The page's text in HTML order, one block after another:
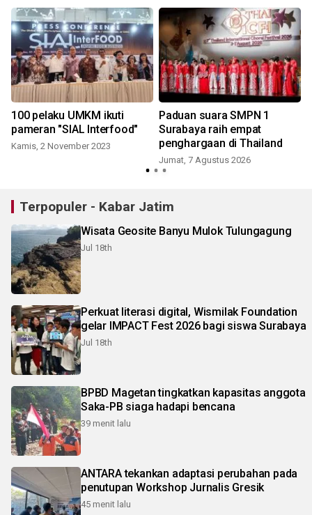
100 pelaku UMKM ikuti
pameran "SIAL Interfood"
Kamis, 2 November 2023
Paduan suara SMPN 1
Surabaya raih empat
penghargaan di Thailand
Jumat, 7 Agustus 2026
Terpopuler - Kabar Jatim
Wisata Geosite Banyu Mulok Tulungagung
Jul 18th
Perkuat literasi digital, Wismilak Foundation
gelar IMPACT Fest 2026 bagi siswa Surabaya
Jul 18th
BPBD Magetan tingkatkan kapasitas anggota
Saka-PB siaga hadapi bencana
39 menit lalu
ANTARA tekankan adaptasi perubahan pada
penutupan Workshop Jurnalis Gresik
45 menit lalu